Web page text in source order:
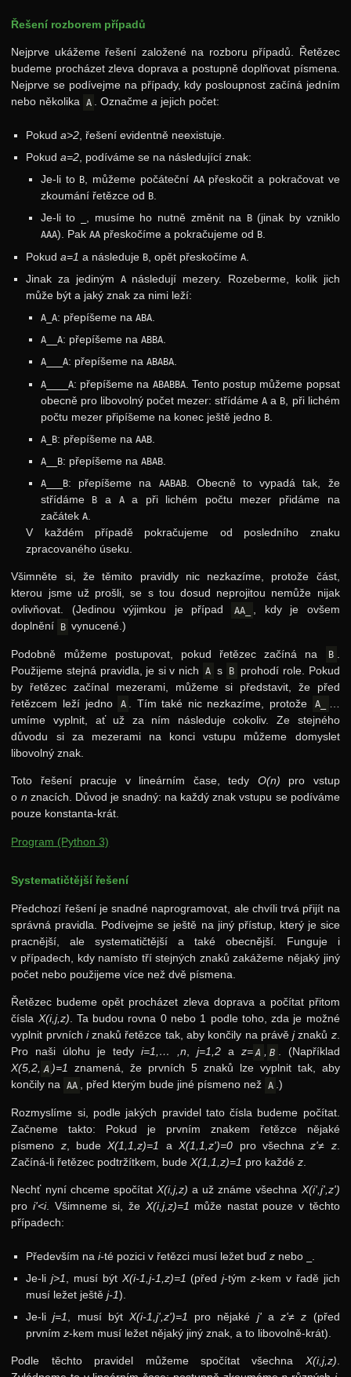
Řešení rozborem případů
Nejprve ukážeme řešení založené na rozboru případů. Řetězec
budeme procházet zleva doprava a postupně doplňovat písmena.
Nejprve se podívejme na případy, kdy posloupnost začíná jedním
nebo několika A . Označmea jejich počet:
Pokuda>2 , řešení evidentně neexistuje.
Pokuda=2 , podíváme se na následující znak:
Je-li to B, můžeme počáteční AApřeskočit a pokračovat ve
zkoumání řetězce od B.
Je-li to
, musíme ho nutně změnit na B(jinak by vzniklo
AAA). Pak AApřeskočíme a pokračujeme od B.
Pokuda=1 a následuje B , opět přeskočímeA
Jinak za jediným
Anásledují mezery. Rozeberme, kolik jich
může být a jaký znak za nimi leží:
A_A: přepíšeme na ABA.
A__A: přepíšeme na ABBA.
A___A: přepíšeme na ABABA.
A____A: přepíšeme na ABABBA. Tento postup můžeme popsat
obecně pro libovolný počet mezer: střídámeA a B
, při lichém
počtu mezer připíšeme na konec ještě jedno B.
A_B: přepíšeme na AAB.
A__B: přepíšeme na ABAB.
A___B: přepíšeme na AABAB. Obecně to vypadá tak, že
střídáme
B a Aa při lichém počtu mezer přidáme na
začátek A.
V každém případě pokračujeme od posledního znaku
zpracovaného úseku.
Všimněte si, že těmito pravidly nic nezkazíme, protože část,
kterou jsme už prošli, se s tou dosud neprojitou nemůže nijak
ovlivňovat. (Jedinou výjimkou je případ
AA_
, kdy je ovšem
doplnění
B vynucené.)
Podobně můžeme postupovat, pokud řetězec začíná na B
Použijeme stejná pravidla, je si v nich
A s B
prohodí role. Pokud
by řetězec začínal mezerami, můžeme si představit, že před
řetězcem leží jedno
A . Tím také nic nezkazíme, protože A_
umíme vyplnit, ať už za ním následuje cokoliv. Ze stejného
důvodu si za mezerami na konci vstupu můžeme domyslet
libovolný znak.
Toto řešení pracuje v lineárním čase, tedy O(n) pro vstup
o n znacích. Důvod je snadný: na každý znak vstupu se podíváme
pouze konstanta-krát.
Program (Python 3)
Systematičtější řešení
Předchozí řešení je snadné naprogramovat, ale chvíli trvá přijít na
správná pravidla. Podívejme se ještě na jiný přístup, který je sice
pracnější, ale systematičtější a také obecnější. Funguje i
v případech, kdy namísto tří stejných znaků zakážeme nějaký jiný
počet nebo použijeme více než dvě písmena.
Řetězec budeme opět procházet zleva doprava a počítat přitom
čísla X(i,j,z). Ta budou rovna 0 nebo 1 podle toho, zda je možné
vyplnit prvních iznaků řetězce tak, aby končily na právějznaků z.
Pro naši úlohu je tedy i=1,… ,n, j=1,2a z= A , B . (Například
X(5,2, A )=1 znamená, že prvních 5 znaků lze vyplnit tak, aby
končily na AA , před kterým bude jiné písmeno než A .)
Rozmyslíme si, podle jakých pravidel tato čísla budeme počítat.
Začneme takto: Pokud je prvním znakem řetězce nějaké
písmeno z, bude X(1,1,z)=1 a X(1,1,z')=0 pro všechnaz'≠ z.
Začíná-li řetězec podtržítkem, bude X(1,1,z)=1 pro každéz
Nechť nyní chceme spočítat X(i,j,z) a už známe všechna X(i',j',z')
proi'<i. Všimneme si, že X(i,j,z)=1 může nastat pouze v těchto
případech:
Především nai-té pozici v řetězci musí ležet buďz nebo
Je-li j>1 , musí být X(i-1,j-1,z)=1 (předj-týmz-kem v řadě jich
musí ležet ještěj-1).
Je-lij=1 , musí být X(i-1,j',z')=1 pro nějaké j'az'≠ z (před
prvnímz-kem musí ležet nějaký jiný znak, a to libovolně-krát).
Podle těchto pravidel můžeme spočítat všechna X(i,j,z).